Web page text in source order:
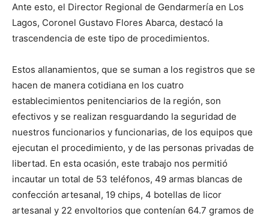
Ante esto, el Director Regional de Gendarmería en Los
Lagos, Coronel Gustavo Flores Abarca, destacó la
trascendencia de este tipo de procedimientos.
Estos allanamientos, que se suman a los registros que se
hacen de manera cotidiana en los cuatro
establecimientos penitenciarios de la región, son
efectivos y se realizan resguardando la seguridad de
nuestros funcionarios y funcionarias, de los equipos que
ejecutan el procedimiento, y de las personas privadas de
libertad. En esta ocasión, este trabajo nos permitió
incautar un total de 53 teléfonos, 49 armas blancas de
confección artesanal, 19 chips, 4 botellas de licor
artesanal y 22 envoltorios que contenían 64.7 gramos de